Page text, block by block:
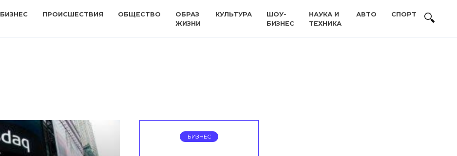
БИЗНЕС ПРОИСШЕСТВИЯ ОБЩЕСТВО
ОБРАЗ
ЖИЗНИ
КУЛЬТУРА
ШОУ-
БИЗНЕС
НАУКА И
ТЕХНИКА
АВТО СПОРТ
БИЗНЕС